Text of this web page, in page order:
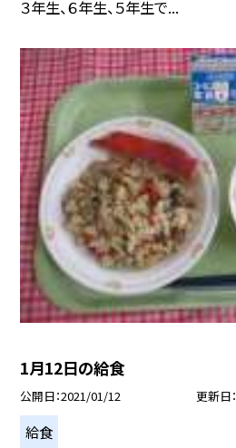
３年生、６年生、５年生で...
1月12日の給食
公開日 2021/01/12 更新日
給食